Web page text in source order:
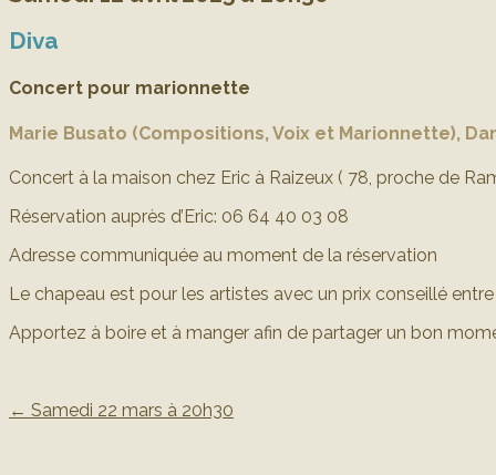
Diva
Concert pour marionnette
Marie Busato (Compositions, Voix et Marionnette),
Concert à la maison chez Eric à Raizeux ( 78, proche de
Réservation auprès d’Eric: 06 64 40 03 08
Adresse communiquée au moment de la réservation
Le chapeau est pour les artistes avec un prix conseillé
Apportez à boire et à manger afin de partager un bon
← Samedi 22 mars à 20h30